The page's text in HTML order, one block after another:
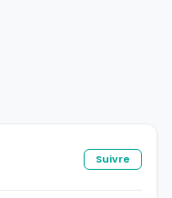
Suivre